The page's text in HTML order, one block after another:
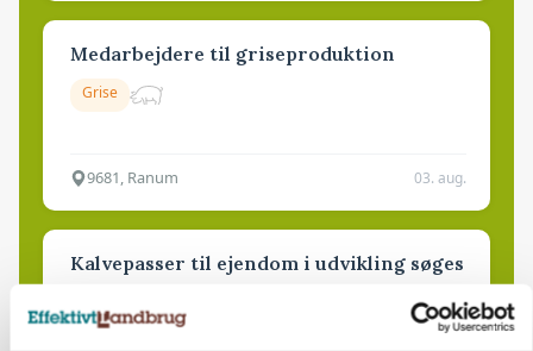
Medarbejdere til griseproduktion
Grise
9681, Ranum 03. aug.
Kalvepasser til ejendom i udvikling søges